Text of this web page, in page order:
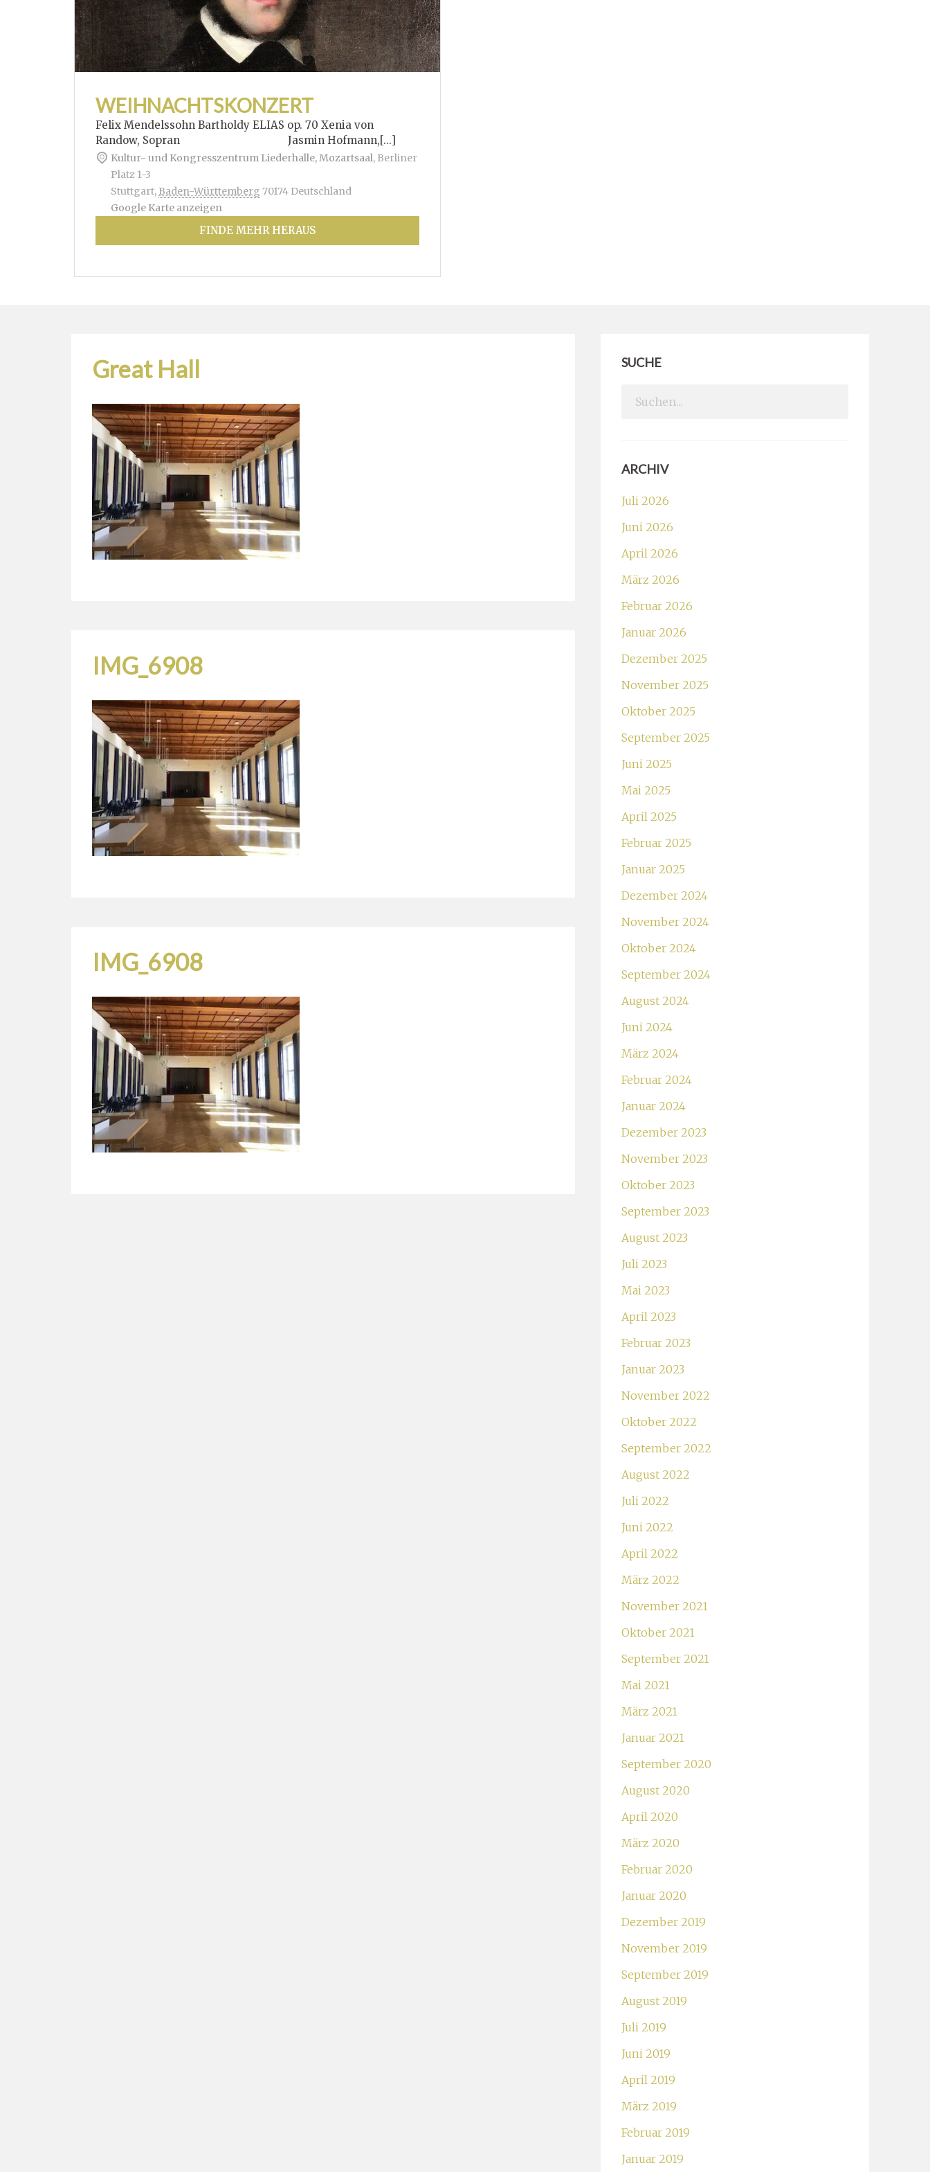
WEIHNACHTSKONZERT
Felix Mendelssohn Bartholdy ELIAS op. 70 Xenia von
Randow, Sopran Jasmin Hofmann,[...]
Kultur- und Kongresszentrum Liederhalle, Mozartsaal, Berliner
Platz 1-3
Stuttgart, Baden-Württemberg 70174 Deutschland
Google Karte anzeigen
FINDE MEHR HERAUS
Great Hall
IMG_6908
IMG_6908
SUCHE
Search
ARCHIV
Juli 2026
Juni 2026
April 2026
März 2026
Februar 2026
Januar 2026
Dezember 2025
November 2025
Oktober 2025
September 2025
Juni 2025
Mai 2025
April 2025
Februar 2025
Januar 2025
Dezember 2024
November 2024
Oktober 2024
September 2024
August 2024
Juni 2024
März 2024
Februar 2024
Januar 2024
Dezember 2023
November 2023
Oktober 2023
September 2023
August 2023
Juli 2023
Mai 2023
April 2023
Februar 2023
Januar 2023
November 2022
Oktober 2022
September 2022
August 2022
Juli 2022
Juni 2022
April 2022
März 2022
November 2021
Oktober 2021
September 2021
Mai 2021
März 2021
Januar 2021
September 2020
August 2020
April 2020
März 2020
Februar 2020
Januar 2020
Dezember 2019
November 2019
September 2019
August 2019
Juli 2019
Juni 2019
April 2019
März 2019
Februar 2019
Januar 2019